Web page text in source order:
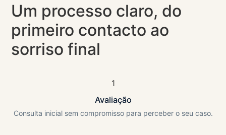
Um processo claro, do
primeiro contacto ao
sorriso final
1
Avaliação
Consulta inicial sem compromisso para perceber o seu caso.